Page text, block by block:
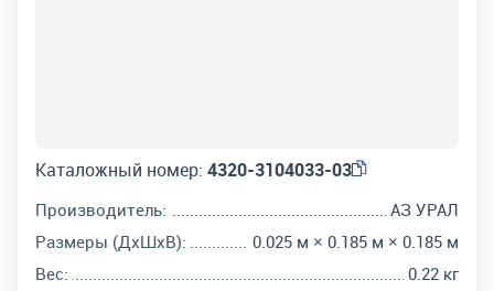
Каталожный номер: 4320-3104033-03
Производитель:
АЗ УРАЛ
Размеры (ДхШхВ):
0.025 м × 0.185 м × 0.185 м
Вес:
0.22 кг